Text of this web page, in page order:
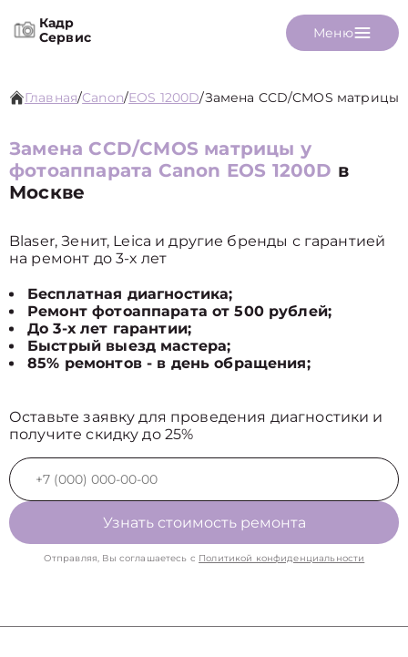
Кадр
Сервис
Меню
Главная/Canon/EOS 1200D/Замена CCD/CMOS матрицы
Замена CCD/CMOS матрицы у
фотоаппарата Canon EOS 1200D в
Москве
Blaser, Зенит, Leica и другие бренды с гарантией
на ремонт до 3-х лет
Бесплатная диагностика;
Ремонт фотоаппарата от 500 рублей;
До 3-х лет гарантии;
Быстрый выезд мастера;
85% ремонтов - в день обращения;
Оставьте заявку для проведения диагностики и
получите скидку до 25%
Узнать стоимость ремонта
Отправляя, Вы соглашаетесь с Политикой конфиденциальности